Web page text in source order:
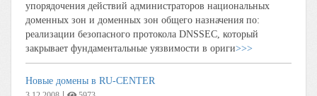
упорядочения действий администраторов национальных
доменных зон и доменных зон общего назначения по:
реализации безопасного протокола DNSSEC, который
закрывает фундаментальные уязвимости в ориги>>>
Новые домены в RU-CENTER